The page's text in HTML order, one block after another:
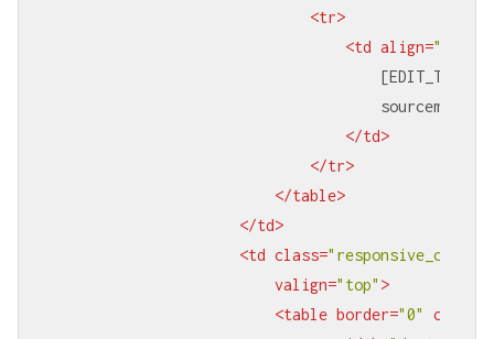
<tr>
<td align="left"
[EDIT_TEXT
</td>
</tr>
</table>
</td>
<td class="responsive_column"
valign="top" >
<table border="0"